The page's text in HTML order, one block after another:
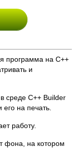
программа на C++
и
среде C++ Builder
на печать.
работу.
фона, на котором